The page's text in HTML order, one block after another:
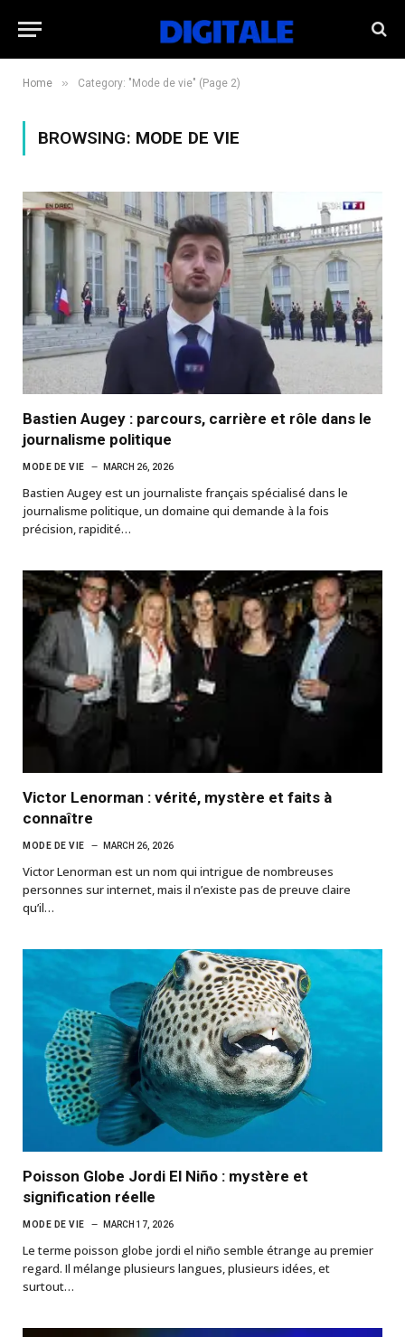
Home » Category: "Mode de vie" (Page 2)
BROWSING: MODE DE VIE
Bastien Augey : parcours, carrière et rôle dans le
journalisme politique
MODE DE VIE MARCH 26, 2026
Bastien Augey est un journaliste français spécialisé dans le
journalisme politique, un domaine qui demande à la fois
précision, rapidité…
Victor Lenorman : vérité, mystère et faits à
connaître
MODE DE VIE MARCH 26, 2026
Victor Lenorman est un nom qui intrigue de nombreuses
personnes sur internet, mais il n’existe pas de preuve claire
qu’il…
Poisson Globe Jordi El Niño : mystère et
signification réelle
MODE DE VIE MARCH 17, 2026
Le terme poisson globe jordi el niño semble étrange au premier
regard. Il mélange plusieurs langues, plusieurs idées, et
surtout…